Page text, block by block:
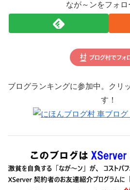
なが～ンをフォロ
ブログランキングに参加中。クリ
す！